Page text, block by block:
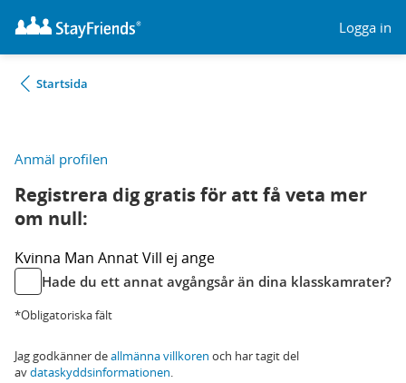
Logga in
Startsida
Anmäl profilen
Registrera dig gratis för att få veta mer
om null:
Kvinna Man AnnatVill ej ange
Hade du ett annat avgångsår än dina klasskamrater?
*Obligatoriska fält
Jag godkänner deallmänna villkoren och har tagit del
avdataskyddsinformationen.